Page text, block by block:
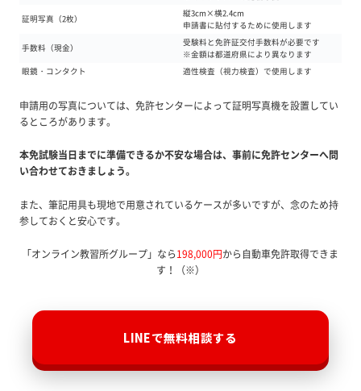
証明写真（2枚）
縦3cm×横2.4cm
申請書に貼付するために使用します
手数料（現金）
受験料と免許証交付手数料が必要です
※金額は都道府県により異なります
眼鏡・コンタクト
適性検査（視力検査）で使用します
申請用の写真については、免許センターによって証明写真機を設置してい
るところがあります。
本免試験当日までに準備できるか不安な場合は、事前に免許センターへ問
い合わせておきましょう。
また、筆記用具も現地で用意されているケースが多いですが、念のため持
参しておくと安心です。
「オンライン教習所グループ」なら198,000円から自動車免許取得できま
す！（※）
LINEで無料相談する